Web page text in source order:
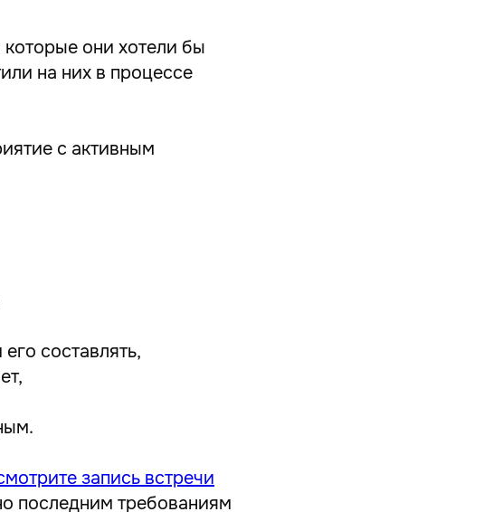
они хотели бы
на них в процессе
с активным
составлять,
запись встречи
последним требованиям